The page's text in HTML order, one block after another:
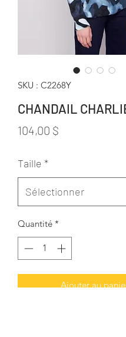
SKU : C2268Y
CHANDAIL
104,00 $
Taille *
Quantité *
Ajouter au